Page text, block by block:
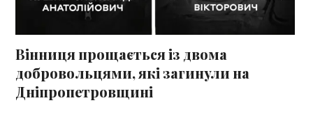
Вінниця прощається із двома
добровольцями, які загинули на
Дніпропетровщині